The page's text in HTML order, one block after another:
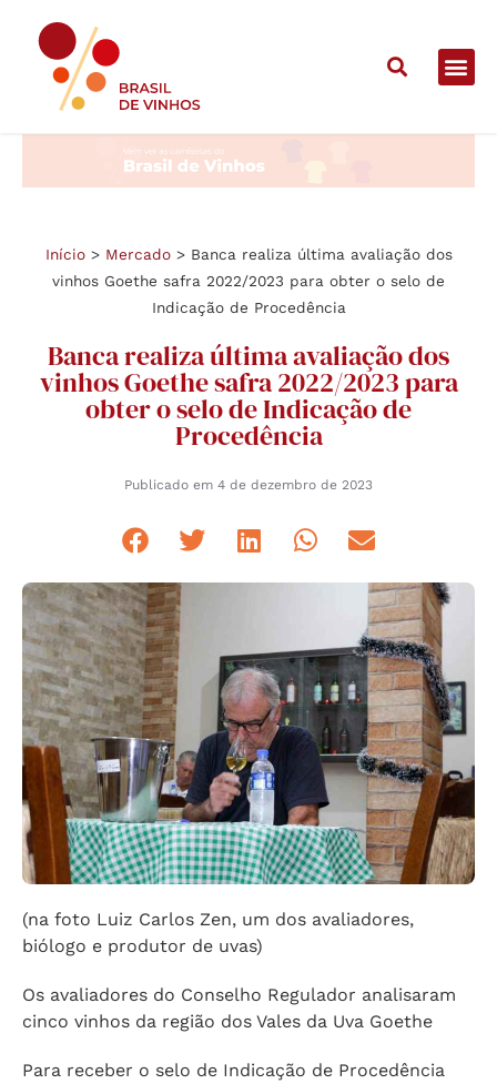
Início> Mercado> Banca realiza última avaliação dos
vinhos Goethe safra 2022/2023 para obter o selo de
Indicação de Procedência
Banca realiza última avaliação dos
vinhos Goethe safra 2022/2023 para
obter o selo de Indicação de
Procedência
Publicado em 4 de dezembro de 2023
(na foto Luiz Carlos Zen, um dos avaliadores,
biólogo e produtor de uvas)
Os avaliadores do Conselho Regulador analisaram
cinco vinhos da região dos Vales da Uva Goethe
Para receber o selo de Indicação de Procedência